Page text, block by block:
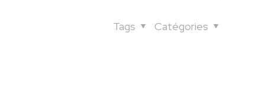
Catégories
Tags